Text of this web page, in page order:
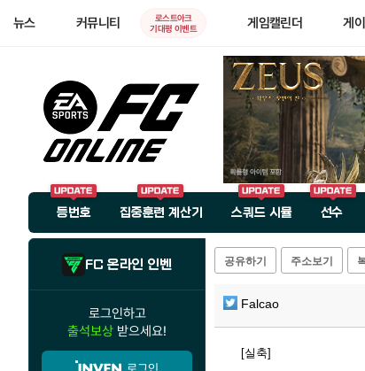
뉴스 커뮤니티
로스트아크
기대평 이벤트
게임캘린더 게
등번호 집중훈련 계산기 스쿼드 시뮬 선수
FC 온라인 인벤
로그인하고
출석보상 받으세요!
공유하기 주소보기
Falcao
[실축]